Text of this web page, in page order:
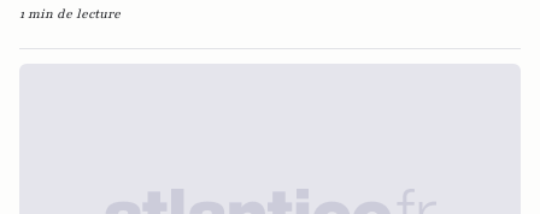
1 min de lecture